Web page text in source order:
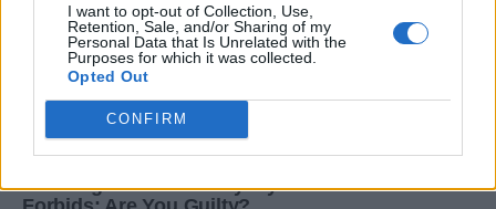
I want to opt-out of Collection, Use,
Retention, Sale, and/or Sharing of my
Personal Data that Is Unrelated with the
Purposes for which it was collected.
Opted Out
CONFIRM